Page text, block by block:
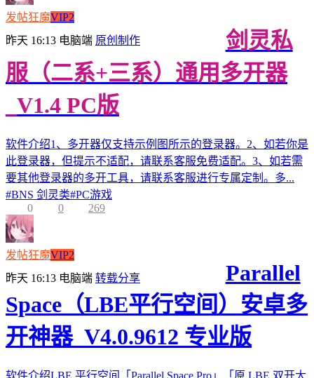
发帖狂魔VIP2
昨天 16:13 电脑端 原创制作
剑灵私
服（二系+三系）通用多开器
_V1.4 PC版
软件介绍1、多开器仅支持示例图所示的登录器。2、如若你是
此登录器，但提示不适配，请联系客服免费适配。3、如若需
要其他登录器的多开工具，请联系客服进行专属定制。多...
#BNS 剑灵类#PC游戏
0
0 269
发帖狂魔VIP2
昨天 16:13 电脑端 转载分享
Parallel
Space（LBE平行空间）安卓多
开神器_V4.0.9612 专业版
软件介绍LBE 平行空间「Parallel Space Pro」「原 LBE 双开大